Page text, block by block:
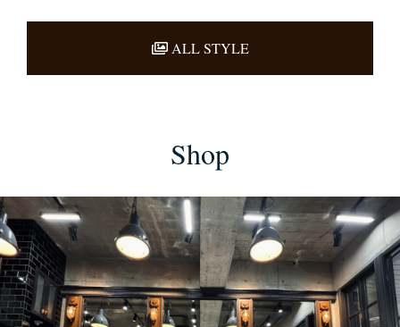
ALL STYLE
Shop